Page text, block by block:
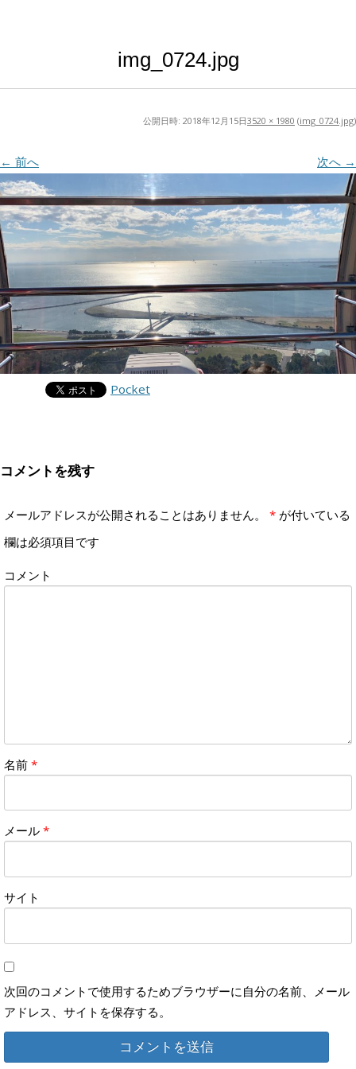
img_0724.jpg
公開日時: 2018年12月15日3520 × 1980 (img_0724.jpg)
← 前へ 次へ →
Pocket
コメントを残す
メールアドレスが公開されることはありません。 * が付いている
欄は必須項目です
コメント
名前 *
メール *
サイト
次回のコメントで使用するためブラウザーに自分の名前、メール
アドレス、サイトを保存する。